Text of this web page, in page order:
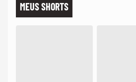
MEUS SHORTS